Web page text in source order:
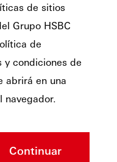
de sitios
Grupo HSBC
de
y condiciones de
abrirá en una
navegador.
Continuar